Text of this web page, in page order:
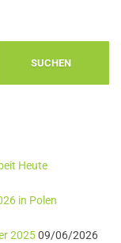
Heute
in Polen
202509/06/2026